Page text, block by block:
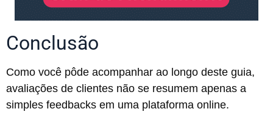
Conclusão
Como você pôde acompanhar ao longo deste guia,
avaliações de clientes não se resumem apenas a
simples feedbacks em uma plataforma online.